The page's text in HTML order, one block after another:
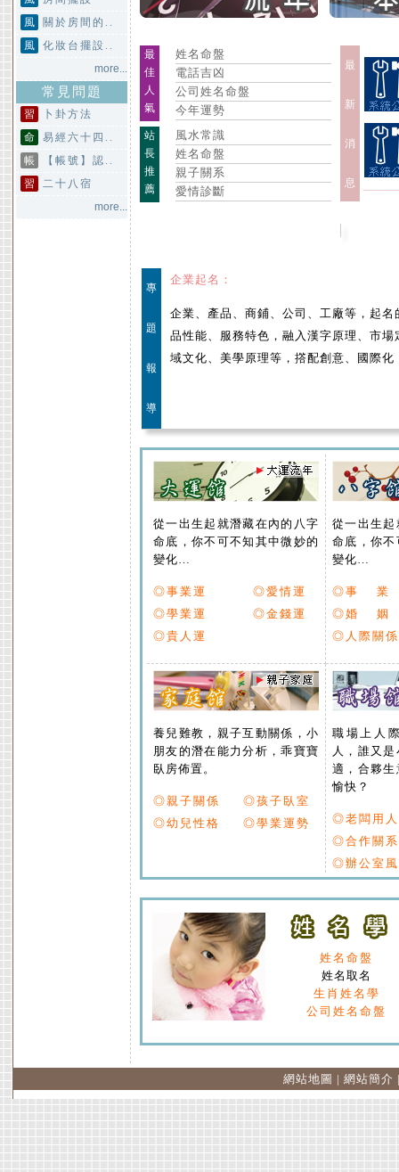
風
關於房間的..
風
化妝台擺設..
more...
常見問題
習
卜卦方法
命
易經六十四..
帳
【帳號】認..
習
二十八宿
more...
最
新
消
息
最
佳
人
氣
姓名命盤
電話吉凶
公司姓名命盤
今年運勢
站
長
推
薦
風水常識
姓名命盤
親子關系
愛情診斷
專
題
報
導
企業起名：
企業、產品、商鋪、公司、工廠等，起
品性能、服務特色，融入漢字原理、市
域文化、美學原理等，撘配創意、國際
從一出生起就潛藏在內的八字
命底，你不可不知其中微妙的
變化…
◎事業運
◎愛情運
◎學業運
◎金錢運
◎貴人運
從一出生
命底，你
變化…
◎事 業
◎婚 姻
◎人際關係
養兒難教，親子互動關係，小
朋友的潛在能力分析，乖寶寶
臥房佈置。
◎親子關係
◎孩子臥室
◎幼兒性格
◎學業運勢
職場上人
人，誰又
適，合夥
愉快？
◎老闆用人
◎合作關系
◎辦公室
姓名命盤
姓名取名
生肖姓名學
公司姓名命盤
網站地圖 | 網站簡介